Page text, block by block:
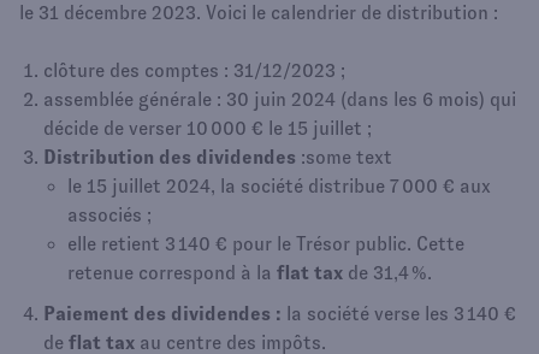
le 31 décembre 2023. Voici le calendrier de distribution :
clôture des comptes : 31/12/2023 ;
assemblée générale : 30 juin 2024 (dans les 6 mois) qui
décide de verser 10 000 € le 15 juillet ;
Distribution des dividendes :some text
le 15 juillet 2024, la société distribue 7 000 € aux
associés ;
elle retient 3 140 € pour le Trésor public. Cette
retenue correspond à la flat tax de 31,4 %.
Paiement des dividendes : la société verse les 3 140 €
de flat tax au centre des impôts.